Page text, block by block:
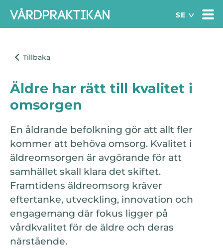
Äldre har rätt till kvalitet i
omsorgen
En åldrande befolkning gör att allt fler
kommer att behöva omsorg. Kvalitet i
äldreomsorgen är avgörande för att
samhället skall klara det skiftet.
Framtidens äldreomsorg kräver
eftertanke, utveckling, innovation och
engagemang där fokus ligger på
vårdkvalitet för de äldre och deras
närstående.